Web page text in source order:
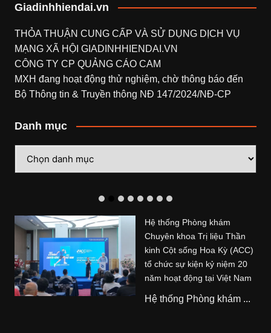
Giadinhhiendai.vn
THỎA THUẬN CUNG CẤP VÀ SỬ DỤNG DỊCH VỤ
MẠNG XÃ HỘI GIADINHHIENDAI.VN
CÔNG TY CP QUẢNG CÁO CAM
MXH đang hoạt động thử nghiệm, chờ thông báo đến
Bộ Thông tin & Truyền thông NĐ 147/2024/NĐ-CP
Danh mục
mục
Hệ thống Phòng khám
Chuyên khoa Trị liệu Thần
kinh Cột sống Hoa Kỳ (ACC)
tổ chức sự kiện kỷ niệm 20
năm hoạt động tại Việt Nam
Hệ thống Phòng khám ...